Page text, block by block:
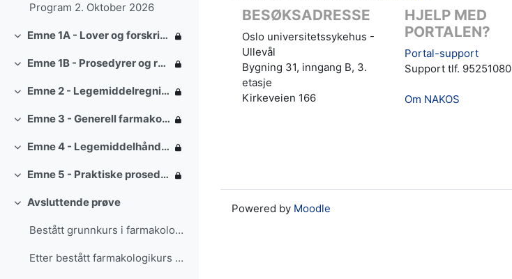
Program 2. Oktober 2026
Einklappen Emne 1A - Lover og forskrifter
Einklappen Emne 1B - Prosedyrer og retningslinjer SI
Einklappen Emne 2 - Legemiddelregning
Einklappen Emne 3 - Generell farmakologi og legemidler til spesielle pasientgrupper
Einklappen Emne 4 - Legemiddelhåndtering i ambulansetjenesten SI
Einklappen Emne 5 - Praktiske prosedyrer i legemiddelhåndtering
Einklappen
Avsluttende prøve
Bestått grunnkurs i farmakologi SI
Etter bestått farmakologikurs - trinn 2 sertifisering
BESØKSADRESSE
Oslo universitetssykehus -
Ullevål
Bygning 31, inngang B, 3.
etasje
Kirkeveien 166
HJELP MED
PORTALEN?
Portal-support
Support tlf. 95251080
Om NAKOS
Powered by Moodle